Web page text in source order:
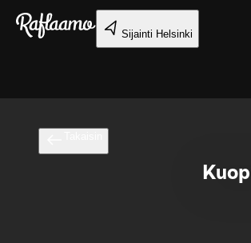
Siirry pääsisältöön
Sijainti Helsinki